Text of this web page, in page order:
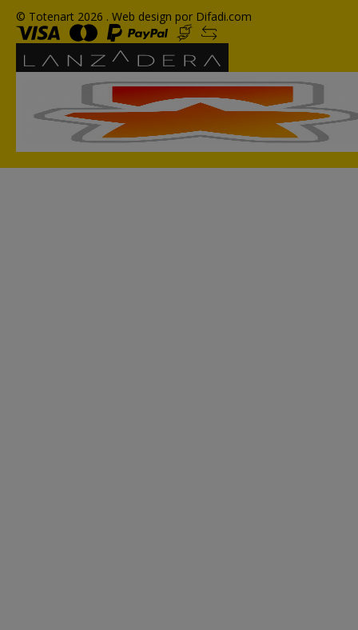
© Totenart 2026 . Web design por Difadi.com